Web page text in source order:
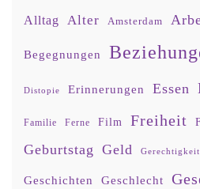
Alltag Alter Amsterdam
Begegnungen
Distopie Erinnerungen Essen
Familie Ferne Film Freiheit
Geburtstag Geld Gerechtigkeit
Geschichten Geschlecht